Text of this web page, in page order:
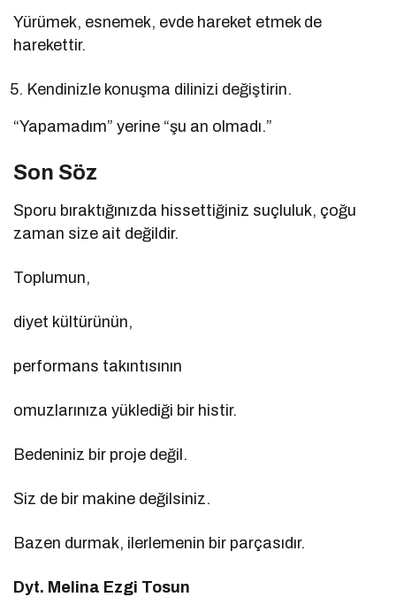
Yürümek, esnemek, evde hareket etmek de
harekettir.
Kendinizle konuşma dilinizi değiştirin.
“Yapamadım” yerine “şu an olmadı.”
Son Söz
Sporu bıraktığınızda hissettiğiniz suçluluk, çoğu
zaman size ait değildir.
Toplumun,
diyet kültürünün,
performans takıntısının
omuzlarınıza yüklediği bir histir.
Bedeniniz bir proje değil.
Siz de bir makine değilsiniz.
Bazen durmak, ilerlemenin bir parçasıdır.
Dyt. Melina Ezgi Tosun